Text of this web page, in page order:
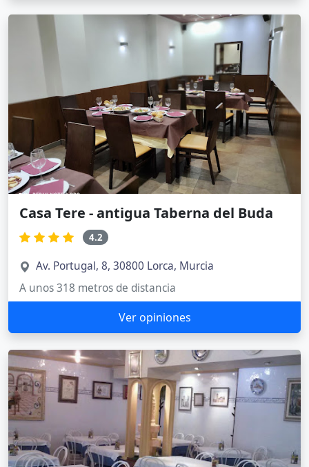
Casa Tere - antigua Taberna del Buda
4.2
Av. Portugal, 8, 30800 Lorca, Murcia
A unos 318 metros de distancia
Ver opiniones